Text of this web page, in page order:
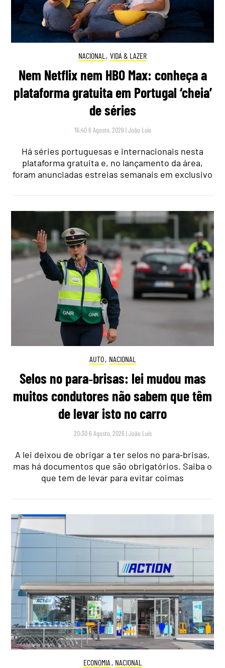
NACIONAL , VIDA & LAZER
Nem Netflix nem HBO Max: conheça a
plataforma gratuita em Portugal ‘cheia’
de séries
16:40 6 Agosto, 2026 |João Luís
Há séries portuguesas e internacionais nesta
plataforma gratuita e, no lançamento da área,
foram anunciadas estreias semanais em exclusivo
AUTO, NACIONAL
Selos no para‑brisas: lei mudou mas
muitos condutores não sabem que têm
de levar isto no carro
20:30 6 Agosto, 2026 |João Luís
A lei deixou de obrigar a ter selos no para‑brisas,
mas há documentos que são obrigatórios. Saiba o
que tem de levar para evitar coimas
ECONOMIA , NACIONAL